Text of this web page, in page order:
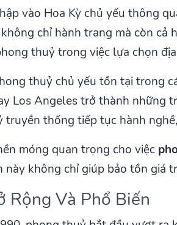
vào Hoa Kỳ chủ yếu thông
chỉ hành trang mà còn
thuỷ trong việc lựa chọn
thuỷ chủ yếu tồn tại trong
Los Angeles trở thành
truyền thống tiếp tục hành
móng quan trọng cho việc
này không chỉ giúp bảo tồn giá
Rộng Và Phổ Biến